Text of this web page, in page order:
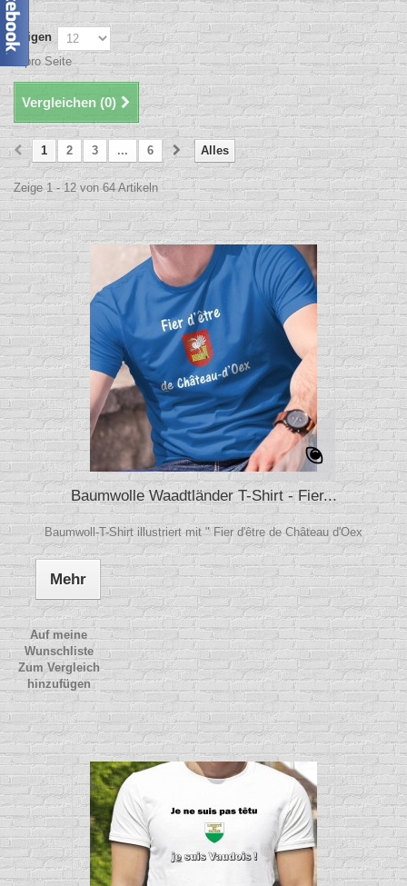
Zeigen
pro Seite
Vergleichen (0)
Alles
1 2 3 ... 6
Zeige 1 - 12 von 64 Artikeln
Baumwolle Waadtländer T-Shirt - Fier...
Baumwoll-T-Shirt illustriert mit " Fier d'être de Château d'Oex
Mehr
Auf meine
Wunschliste
Zum Vergleich
hinzufügen